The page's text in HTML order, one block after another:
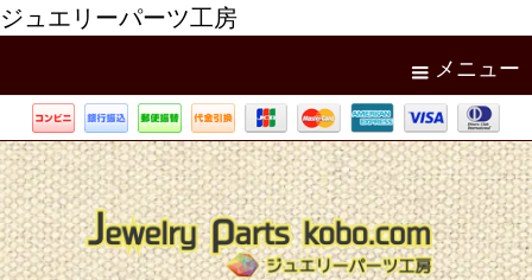
ジュエリーパーツ工房
メニュー